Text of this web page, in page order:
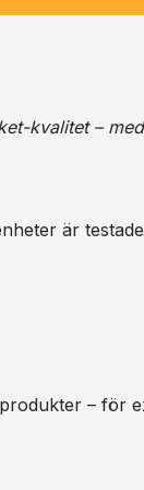
kvalitet –
är
– för